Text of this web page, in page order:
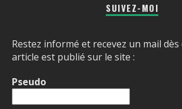
SUIVEZ-MOI
Restez informé et recevez un mail
article est publié sur le site :
Pseudo